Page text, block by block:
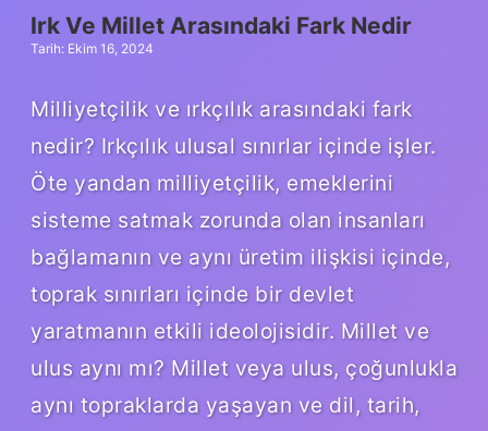
Irk Ve Millet Arasındaki Fark Nedir
Tarih: Ekim 16, 2024
Milliyetçilik ve ırkçılık arasındaki fark
nedir? Irkçılık ulusal sınırlar içinde işler.
Öte yandan milliyetçilik, emeklerini
sisteme satmak zorunda olan insanları
bağlamanın ve aynı üretim ilişkisi içinde,
toprak sınırları içinde bir devlet
yaratmanın etkili ideolojisidir. Millet ve
ulus aynı mı? Millet veya ulus, çoğunlukla
aynı topraklarda yaşayan ve dil, tarih,